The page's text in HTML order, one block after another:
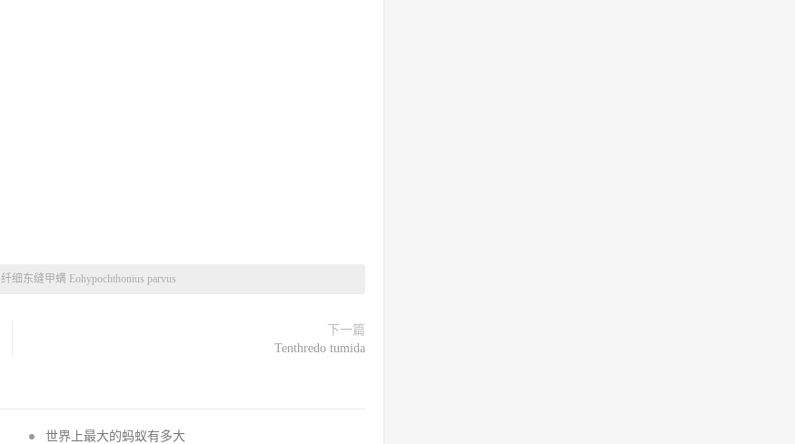
纤细东缝甲螨 Eohypochthonius parvus
下一篇
Tenthredo tumida
世界上最大的蚂蚁有多大